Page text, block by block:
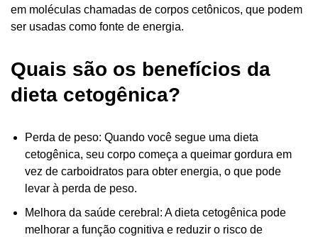
em moléculas chamadas de corpos cetônicos, que podem
ser usadas como fonte de energia.
Quais são os benefícios da
dieta cetogênica?
Perda de peso: Quando você segue uma dieta
cetogênica, seu corpo começa a queimar gordura em
vez de carboidratos para obter energia, o que pode
levar à perda de peso.
Melhora da saúde cerebral: A dieta cetogênica pode
melhorar a função cognitiva e reduzir o risco de